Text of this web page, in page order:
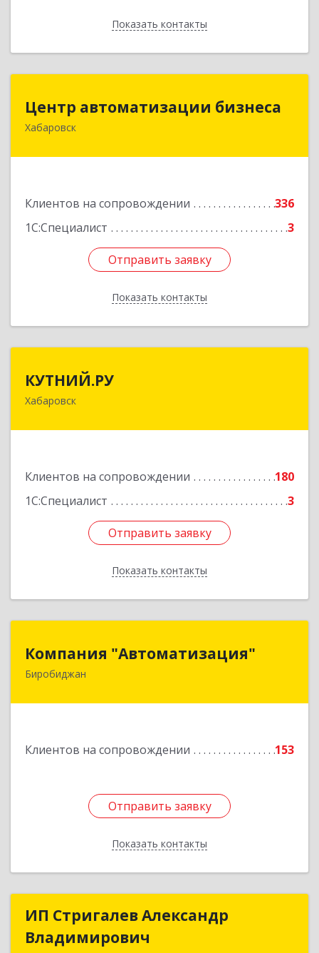
Показать контакты
Назад
Центр автоматизации бизнеса
Хабаровск
Клиентов на сопровождении
336
1С:Специалист
3
Отправить заявку
Показать контакты
Центр автоматизации бизнеса
680030, Хабаровский край, Хабаровск г, Ленина
Отправить заявку
Назад
КУТНИЙ.РУ
Хабаровск
Клиентов на сопровождении
180
1С:Специалист
3
Отправить заявку
Показать контакты
680007, Хабаровский край, Хабаровск г,
Отправить заявку
Назад
Компания "Автоматизация"
Биробиджан
Клиентов на сопровождении 153
Отправить заявку
Показать контакты
679016, Еврейская Аобл, Биробиджан г,
Отправить заявку
Назад
ИП Стригалев Александр
Владимирович
ИП Стригалев Александр